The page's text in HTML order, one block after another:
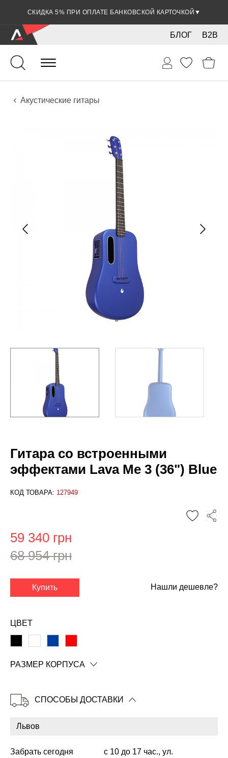
СКИДКА 5% ПРИ ОПЛАТЕ БАНКОВСКОЙ КАРТОЧКОЙ ▼
B2B
БЛОГ
Гитары
Акустические инструменты
Инструменты
Акустические гитары
Гитара со встроенными
эффектами Lava Me 3 (36") Blue
КОД ТОВАРА: 127949
Копировать
59 340 грн
68 954 грн
Купить Нашли дешевле?
ЦВЕТ
РАЗМЕР КОРПУСА
СПОСОБЫ ДОСТАВКИ
Забрать сегодня
с 10 до 17 час., ул.